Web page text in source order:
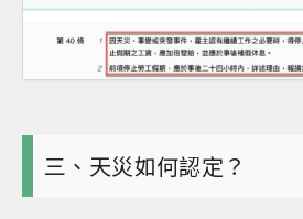
三、天災如何認定？